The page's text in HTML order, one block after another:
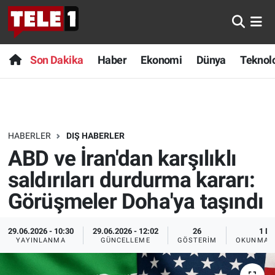
Son Dakika Haber Ekonomi Dünya
HABERLER DIŞ HABERLER
ABD ve İran'dan karşılıklı
saldırıları durdurma kararı:
Görüşmeler Doha'ya taşındı
29.06.2026 - 10:30
YAYINLANMA
29.06.2026 - 12:02
GÜNCELLEME
26
GÖSTERIM
1 DK
OKUNMA
Anında Manşet
Başka Sohbetler
Bilim turu
Bilim ve Teknoloji Evreni
Doğa Konuşuyor
Dünya
Ege Saati
Son Dakika
Haber
Dünya
Teknoloji
Sağlık
Spor
Yayın Akışı
Nöbetçi Eczaneler
Hava Durumu
Trafik Durumu
Süper Lig Puan Durumu ve Fikstür
Tüm Manşetler
Son Dakika Haberleri
Haber Arşivi